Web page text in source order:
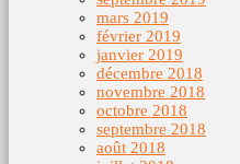
mars 2019
février 2019
janvier 2019
décembre 2018
novembre 2018
octobre 2018
septembre 2018
août 2018